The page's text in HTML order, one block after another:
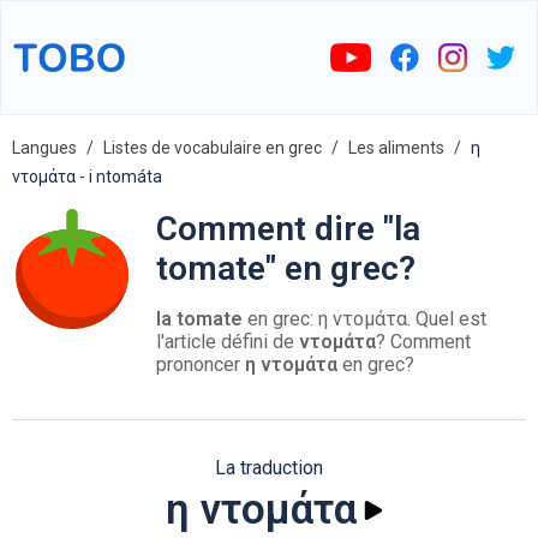
Langues Listes de vocabulaire en grec Les aliments
η
ντομάτα - i ntomáta
Comment dire "la
tomate" en grec?
la tomate en grec: η ντομάτα. Quel est
l'article défini de ντομάτα? Comment
prononcer η ντομάτα en grec?
La traduction
η ντομάτα